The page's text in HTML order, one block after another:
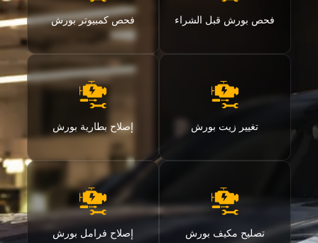
فحص بورش قبل الشراء فحص كمبيوتر بورش
تغيير زيت بورش إصلاح بطارية بورش
تصليح مكيف بورش إصلاح فرامل بورش